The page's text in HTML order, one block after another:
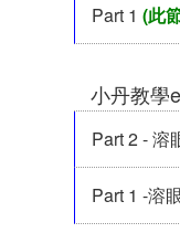
Part 1 (此
小丹教學
Part 2 - 溶
Part 1 -溶